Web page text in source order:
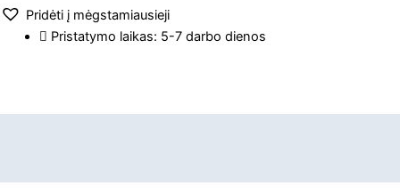
Pridėti į mėgstamiausieji
Pristatymo laikas: 5-7 darbo dienos